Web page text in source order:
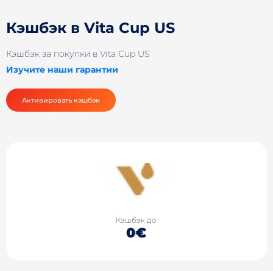
Кэшбэк в Vita Cup US
Кэшбэк за покупки в Vita Cup US
Изучите наши гарантии
Активировать кэшбэк
Кэшбэк до
0€